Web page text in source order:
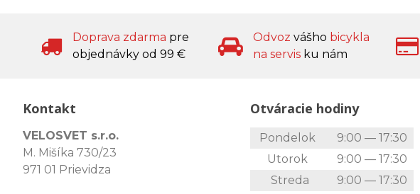
Doprava zdarma pre
objednávky od 99 €
Odvoz vášho bicykla
na servis ku nám
Kontakt
VELOSVET s.r.o.
M. Mišíka 730/23
971 01 Prievidza
Otváracie hodiny
Pondelok
9:00 — 17:30
Utorok
9:00 — 17:30
Streda
9:00 — 17:30